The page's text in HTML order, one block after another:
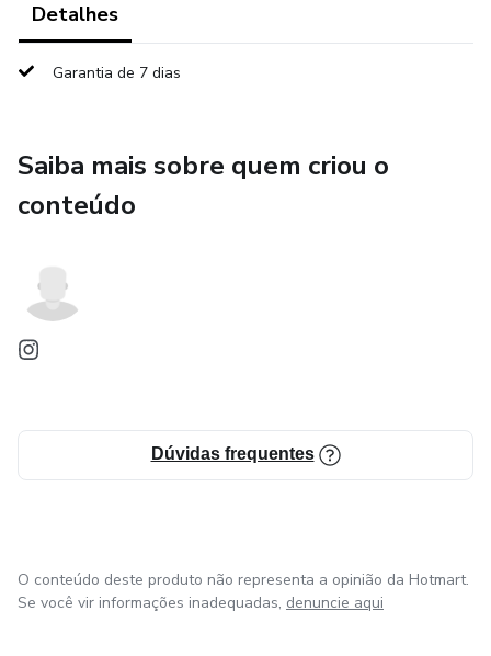
Detalhes
Garantia de 7 dias
Saiba mais sobre quem criou o
conteúdo
Dúvidas frequentes
O conteúdo deste produto não representa a opinião da Hotmart.
Se você vir informações inadequadas, denuncie aqui